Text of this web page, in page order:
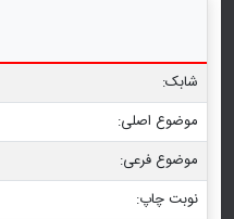
شابک:
موضوع اصلی:
موضوع فرعی:
نوبت چاپ: